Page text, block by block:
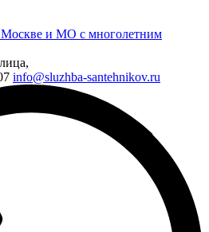
и МО с многолетним
info@sluzhba-santehnikov.ru